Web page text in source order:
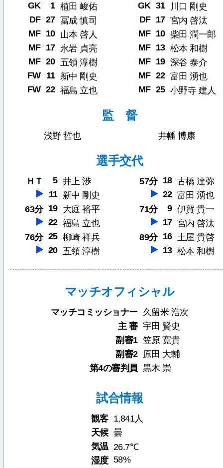
GK 1 植田 峻佑
DF 27 冨成 慎司
MF 10 山本 啓人
MF 17 永岩 貞亮
MF 20 五領 淳樹
FW
11 新中 剛史
FW 22 福島 立也
GK 31
川口 剛史
DF 17 宮内 啓汰
MF 10 柴田 潤一郎
MF 13 松本 和樹
MF 19 深谷 泰介
MF 22 富田 湧也
MF 25 小野寺 建人
監 督
浅野 哲也 井幡 博康
選手交代
ＨＴ 5 井上 渉
11 新中 剛史
63分 19 大庭 裕平
22 福島 立也
76分 25 柳崎 祥兵
20 五領 淳樹
57分 18 古橋 達弥
22 富田 湧也
71分
9 伊賀 貴一
17 宮内 啓汰
89分 16 土屋 貴啓
13 松本 和樹
マッチオフィシャル
マッチコミッショナー 久留米 浩次
主 審 宇田 賢史
副審1 笠原 寛貴
副審2
原田 大輔
第4の審判員 黒木 崇
試合情報
観客 1,841人
天候 曇
気温 26.7℃
湿度 58%